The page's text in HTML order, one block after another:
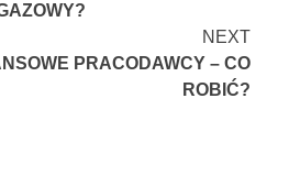
NEXT
PRACODAWCY – CO
ROBIĆ?